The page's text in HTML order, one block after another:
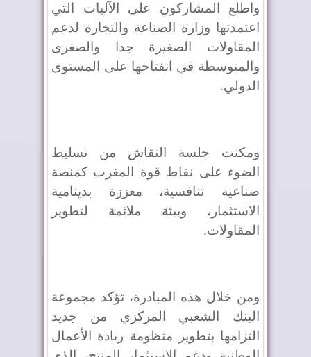
واطلع المشاركون على الآليات التي
اعتمدتها وزارة الصناعة والتجارة لدعم
المقاولات الصغيرة جدا والصغرى
والمتوسطة في انفتاحها على المستوى
الدولي.
ومكنت جلسة النقاش من تسليط
الضوء على نقاط قوة المغرب كمنصة
صناعية تنافسية، معززة بدينامية
الاستثمار، وبيئة ملائمة لتطوير
المقاولات.
ومن خلال هذه المبادرة، تؤكد مجموعة
البنك الشعبي المركزي من جديد
التزامها بتطوير منظومة ريادة الأعمال